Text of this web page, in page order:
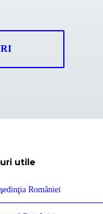
utile
României